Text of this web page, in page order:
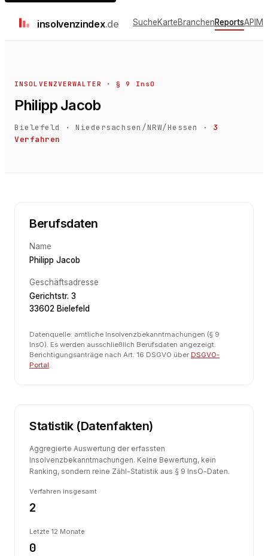
insolvenzindex.de SucheKarteBranchenReportsAPI
INSOLVENZVERWALTER · § 9 InsO
Philipp Jacob
Bielefeld ·Niedersachsen/NRW/Hessen ·
3
Verfahren
Berufsdaten
Name
Philipp Jacob
Geschäftsadresse
Gerichtstr. 3
33602 Bielefeld
Datenquelle: amtliche Insolvenzbekanntmachungen (§ 9
InsO). Es werden ausschließlich Berufsdaten angezeigt.
Berichtigungsanträge nach Art. 16 DSGVO über DSGVO-
Portal.
Statistik (Datenfakten)
Aggregierte Auswertung der erfassten
Insolvenzbekanntmachungen. Keine Bewertung, kein
Ranking, sondern reine Zähl-Statistik aus § 9 InsO-Daten.
Verfahren insgesamt
2
Letzte 12 Monate
0